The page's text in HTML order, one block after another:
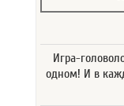
Игра-
одном! И в